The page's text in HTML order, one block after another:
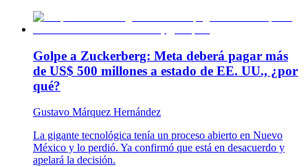
Golpe a Zuckerberg: Meta deberá pagar más
de US$ 500 millones a estado de EE. UU., ¿por
qué?
Gustavo Márquez Hernández
La gigante tecnológica tenía un proceso abierto en Nuevo
México y lo perdió. Ya confirmó que está en desacuerdo y
apelará la decisión.